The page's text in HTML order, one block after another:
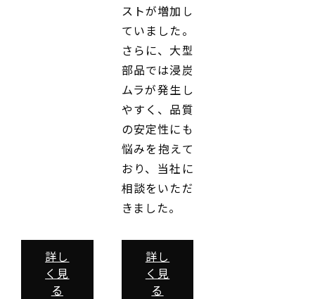
詳し
く見
る
ストが増加し
ていました。
さらに、大型
部品では浸炭
ムラが発生し
やすく、品質
の安定性にも
悩みを抱えて
おり、当社に
相談をいただ
きました。
詳し
く見
る